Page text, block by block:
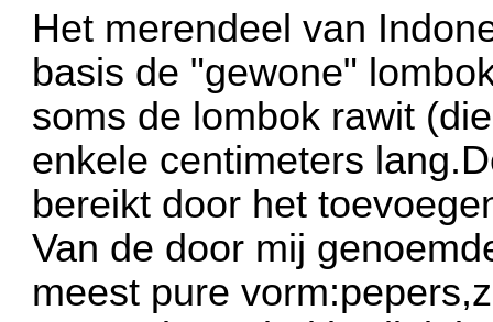
Het merendeel van
basis de "gewone"
soms de lombok rawit
enkele centimeters
bereikt door het
Van de door mij
meest pure